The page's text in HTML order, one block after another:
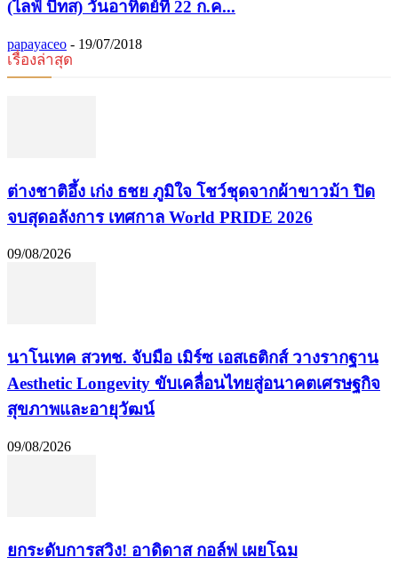
(ไลฟ์ บีทส) วันอาทิตย์ที่ 22 ก.ค...
papayaceo - 19/07/2018
เรื่องล่าสุด
ต่างชาติอึ้ง เก่ง ธชย ภูมิใจ โชว์ชุดจากผ้าขาวม้า ปิด
จบสุดอลังการ เทศกาล World PRIDE 2026
09/08/2026
นาโนเทค สวทช. จับมือ เมิร์ซ เอสเธติกส์ วางรากฐาน
Aesthetic Longevity ขับเคลื่อนไทยสู่อนาคตเศรษฐกิจ
สุขภาพและอายุวัฒน์
09/08/2026
​ยกระดับการสวิง! อาดิดาส กอล์ฟ เผยโฉม